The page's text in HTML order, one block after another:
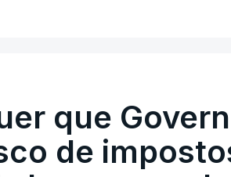
que
de